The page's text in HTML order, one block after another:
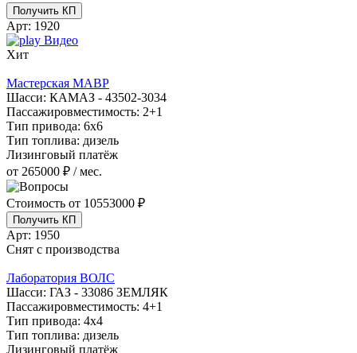
Получить КП
Арт: 1920
Видео
Хит
Мастерская МАВР
Шасси: КАМАЗ - 43502-3034
Пассажировместимость: 2+1
Тип привода: 6х6
Тип топлива: дизель
Лизинговый платёж
от 265000 ₽ / мес.
Стоимость от 10553000 ₽
Получить КП
Арт: 1950
Снят с производства
Лаборатория ВОЛС
Шасси: ГАЗ - 33086 ЗЕМЛЯК
Пассажировместимость: 4+1
Тип привода: 4х4
Тип топлива: дизель
Лизинговый платёж